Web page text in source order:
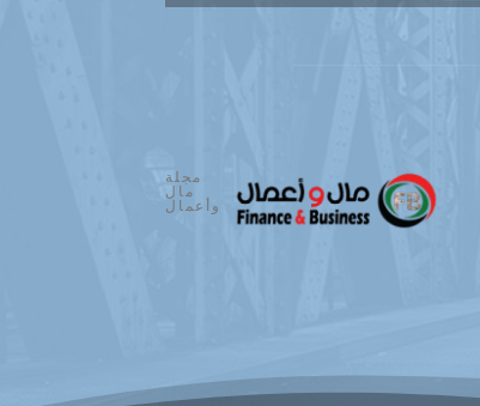
مجلة
مال
وأعمال